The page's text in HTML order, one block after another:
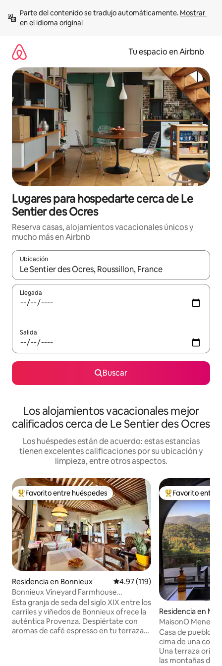
contenido
Parte del contenido se tradujo automáticamente. Mostrar
en el idioma original
Tu espacio en Airbnb
Lugares para hospedarte cerca de Le
Sentier des Ocres
Reserva casas, alojamientos vacacionales únicos y
mucho más en Airbnb
Ubicación
Cuando los resultados estén disponibles, podrás navegar
Llegada
Salida
Buscar
Los alojamientos vacacionales mejor
calificados cerca de Le Sentier des Ocres
Los huéspedes están de acuerdo: estas estancias
tienen excelentes calificaciones por su ubicación y
limpieza, entre otros aspectos.
De los mejores en Favorito entre huéspedes
Favorito entre huéspedes
Residencia en Bonnieux Calificación promedio: 4.97 de
4.97 (119)
Bonnieux Vineyard Farmhouse
Hideaway - Se admiten mascotas
Esta granja de seda del siglo XIX entre los
carriles y viñedos de Bonnieux ofrece la
auténtica Provenza. Despiértate con
aromas de café espresso en tu terraza
De los mejores
Favorito entre
Residencia en
MaisonO
Provenza
Casa de pueblo
cima de una
Una terraza
las montañas del